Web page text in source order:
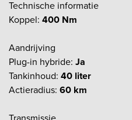
Technische informatie
Koppel: 400 Nm
Aandrijving
Plug-in hybride: Ja
Tankinhoud: 40 liter
Actieradius: 60 km